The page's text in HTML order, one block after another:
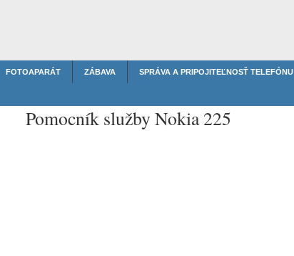
FOTOAPARÁT ZÁBAVA SPRÁVA A PRIPOJITEĽNOSŤ TELEFÓNU
Pomocník služby Nokia 225